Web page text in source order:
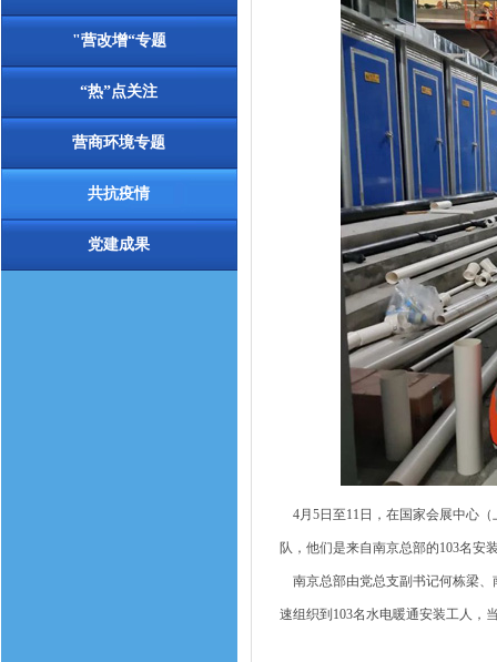
"营改增“专题
“热”点关注
营商环境专题
共抗疫情
党建成果
4月5日至11日，在国家会展中心（
队，他们是来自南京总部的103名安
南京总部由党总支副书记何栋梁、
速组织到103名水电暖通安装工人，